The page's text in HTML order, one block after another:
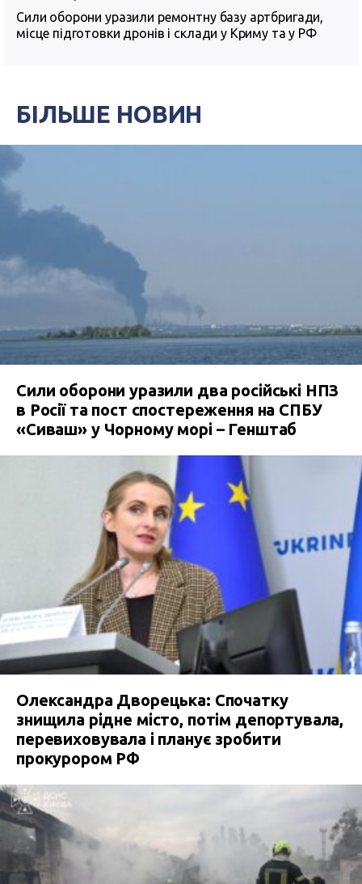
Сили оборони уразили ремонтну базу артбригади,
місце підготовки дронів і склади у Криму та у РФ
БІЛЬШЕ НОВИН
Сили оборони уразили два російські НПЗ
в Росії та пост спостереження на СПБУ
«Сиваш» у Чорному морі – Генштаб
Олександра Дворецька: Спочатку
знищила рідне місто, потім депортувала,
перевиховувала і планує зробити
прокурором РФ